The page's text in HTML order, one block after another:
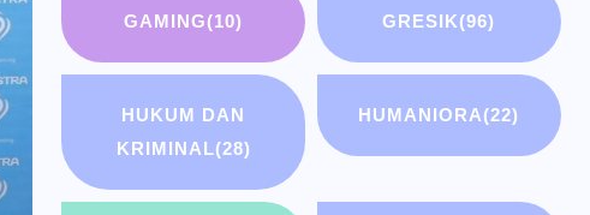
GAMING(10) GRESIK(96)
HUKUM DAN
KRIMINAL(28)
HUMANIORA(22)